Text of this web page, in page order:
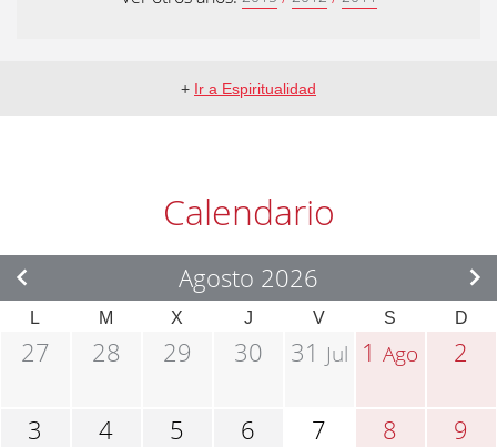
+ Ir a Espiritualidad
Calendario
Agosto 2026
L M X J V S D
27 28 29 30 31 Jul 1Ago 2
3 4 5 6 7 8 9